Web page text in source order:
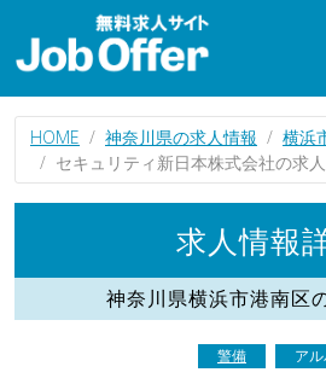
HOME 神奈川県の求人情報
横浜
セキュリティ新日本株式会社の求人
求人情報
神奈川県横浜市港南区
警備 ア